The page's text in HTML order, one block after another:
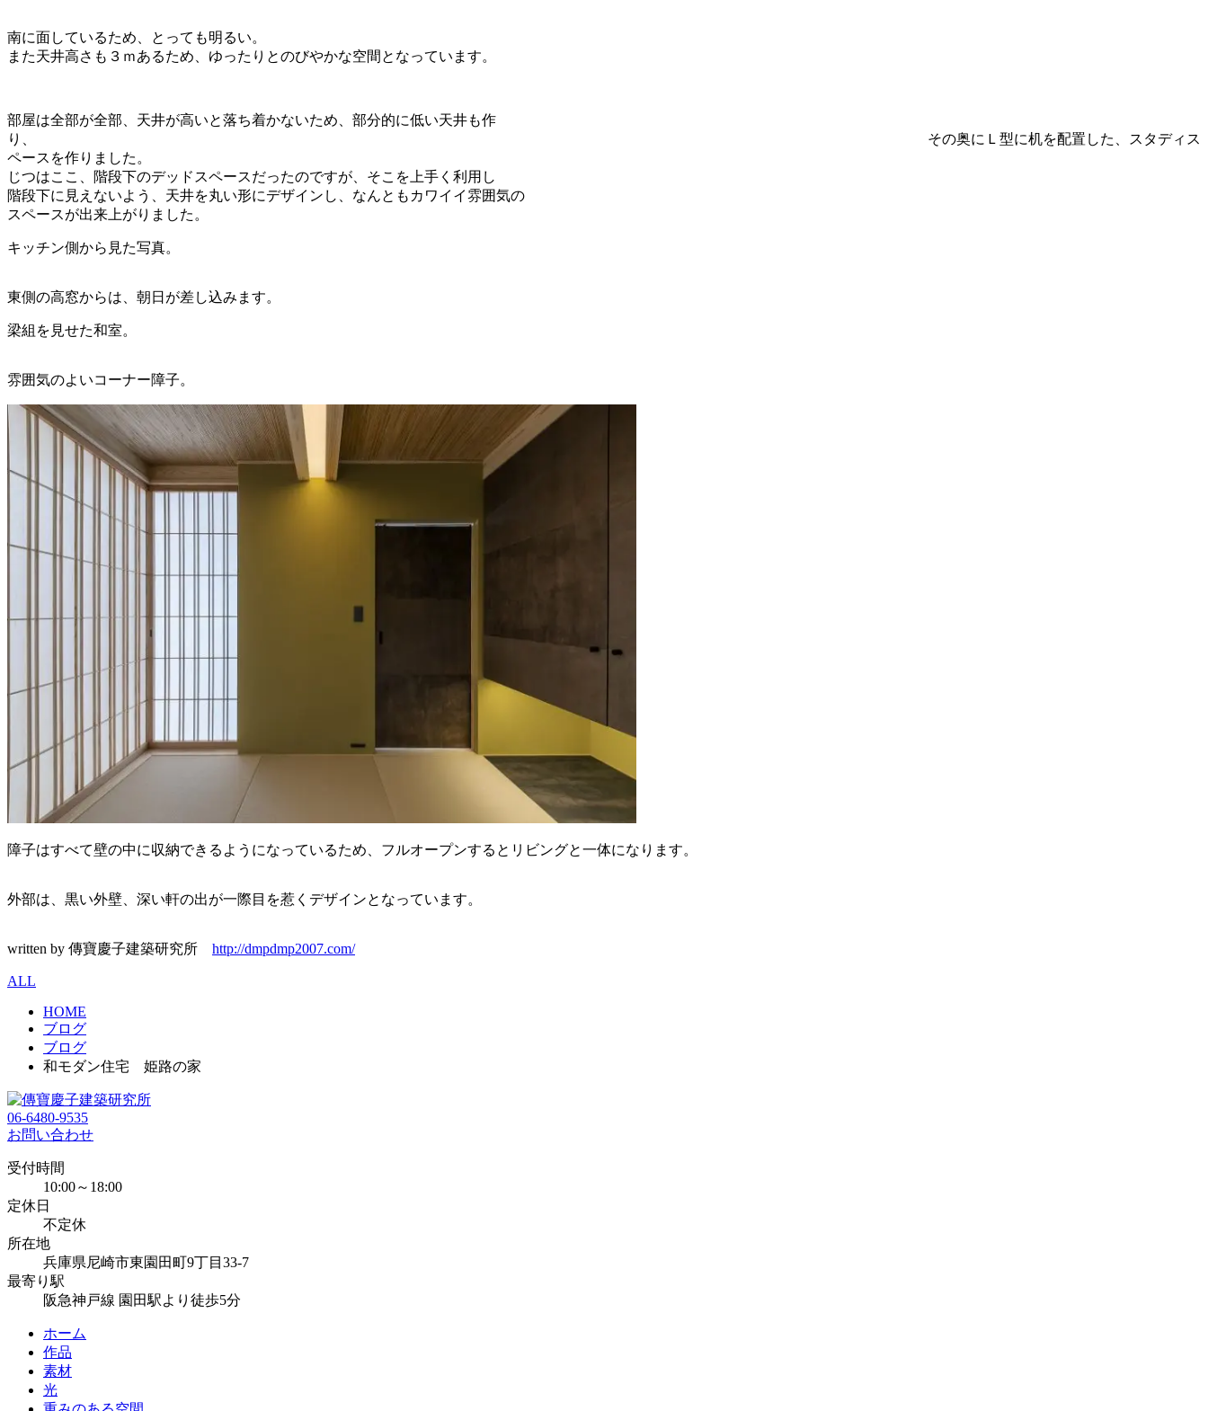
南に面しているため、とっても明るい。
また天井高さも３ｍあるため、ゆったりとのびやかな空間となっています。
部屋は全部が全部、天井が高いと落ち着かないため、部分的に低い天井も作
り、 その奥にＬ型に机を配置した、スタディス
ペースを作りました。
じつはここ、階段下のデッドスペースだったのですが、そこを上手く利用し
階段下に見えないよう、天井を丸い形にデザインし、なんともカワイイ雰囲気の
スペースが出来上がりました。
キッチン側から見た写真。
東側の高窓からは、朝日が差し込みます。
梁組を見せた和室。
雰囲気のよいコーナー障子。
障子はすべて壁の中に収納できるようになっているため、フルオープンするとリビングと一体になります。
外部は、黒い外壁、深い軒の出が一際目を惹くデザインとなっています。
written by 傳寶慶子建築研究所 http://dmpdmp2007.com/
ALL
HOME
ブログ
ブログ
和モダン住宅 姫路の家
06-6480-9535
お問い合わせ
受付時間
10:00～18:00
定休日
不定休
所在地
兵庫県尼崎市東園田町9丁目33-7
最寄り駅
阪急神戸線 園田駅より徒歩5分
ホーム
作品
素材
光